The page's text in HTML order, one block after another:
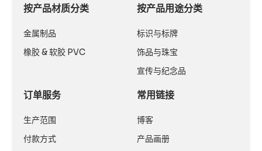
按产品材质分类
金属制品
橡胶 & 软胶 PVC
订单服务
生产范围
付款方式
按产品用途分类
标识与标牌
饰品与珠宝
宣传与纪念品
常用链接
博客
产品画册